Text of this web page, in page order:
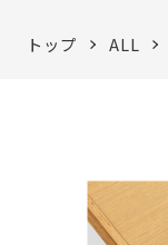
トップ ALL